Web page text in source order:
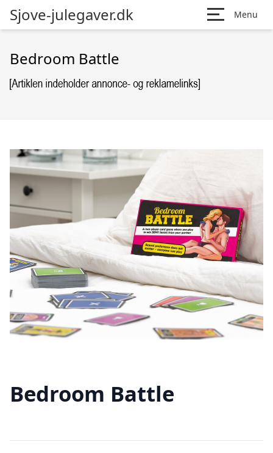
Sjove-julegaver.dk Menu
Bedroom Battle
Bedroom Battle